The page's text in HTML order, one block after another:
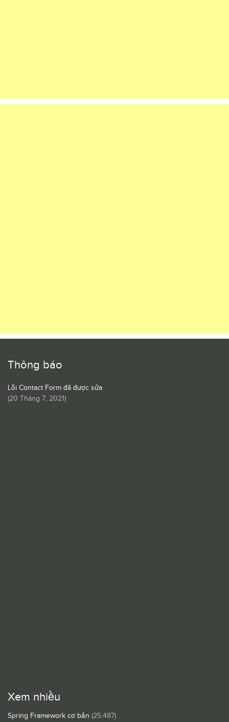
Thông báo
Lỗi Contact Form đã được sửa
(20 Tháng 7, 2021)
Xem nhiều
Spring Framework cơ bản (25.487)